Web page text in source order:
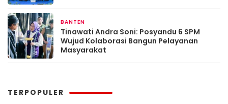
BANTEN
Tinawati Andra Soni: Posyandu 6 SPM
Wujud Kolaborasi Bangun Pelayanan
Masyarakat
TERPOPULER